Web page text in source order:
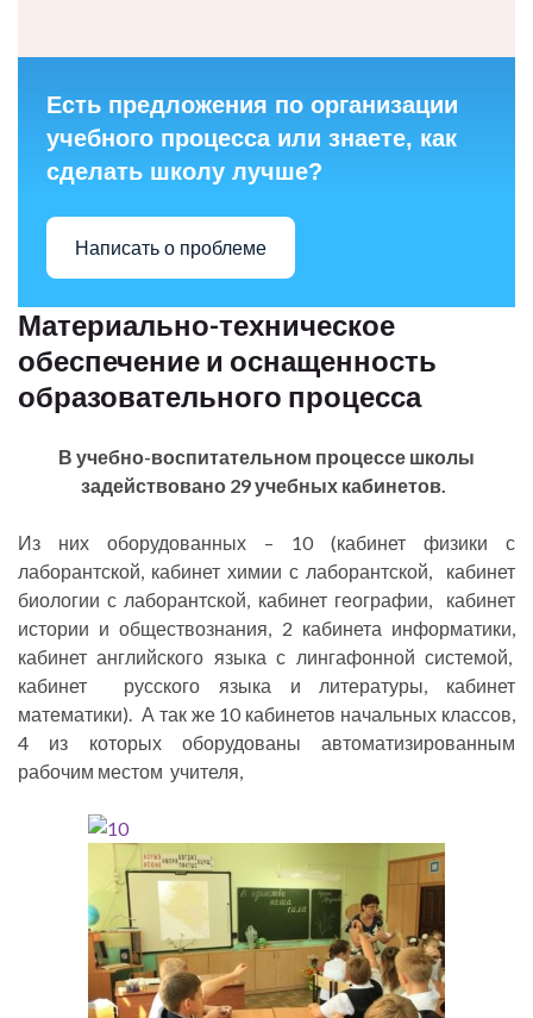
Есть предложения по организации
учебного процесса или знаете, как
сделать школу лучше?
Написать о проблеме
Материально-техническое
обеспечение и оснащенность
образовательного процесса
В учебно-воспитательном процессе школы
задействовано 29 учебных кабинетов.
Из них оборудованных – 10 (кабинет физики с
лаборантской, кабинет химии с лаборантской, кабинет
биологии с лаборантской, кабинет географии, кабинет
истории и обществознания, 2 кабинета информатики,
кабинет английского языка с лингафонной системой,
кабинет русского языка и литературы, кабинет
математики). А так же 10 кабинетов начальных классов,
4 из которых оборудованы автоматизированным
рабочим местом учителя,